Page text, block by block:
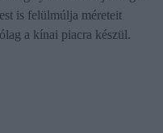
is felülmúlja méreteit
a kínai piacra készül.